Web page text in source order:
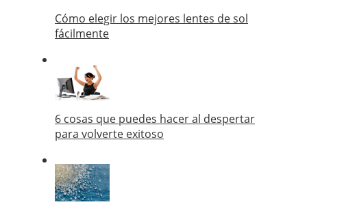
Cómo elegir los mejores lentes de sol
fácilmente
6 cosas que puedes hacer al despertar
para volverte exitoso